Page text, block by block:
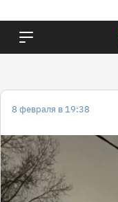
8 февраля в 19:38